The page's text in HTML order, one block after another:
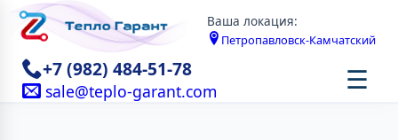
Ваша локация:
Петропавловск-Камчатский
+7 (982) 484-51-78
sale@teplo-garant.com ☰